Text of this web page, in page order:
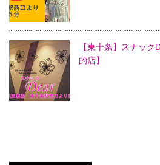
【東十条】スナッ
的店】